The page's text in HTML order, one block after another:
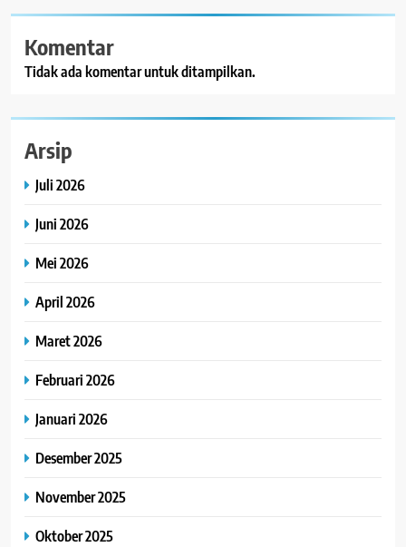
Komentar
Tidak ada komentar untuk ditampilkan.
Arsip
Juli 2026
Juni 2026
Mei 2026
April 2026
Maret 2026
Februari 2026
Januari 2026
Desember 2025
November 2025
Oktober 2025